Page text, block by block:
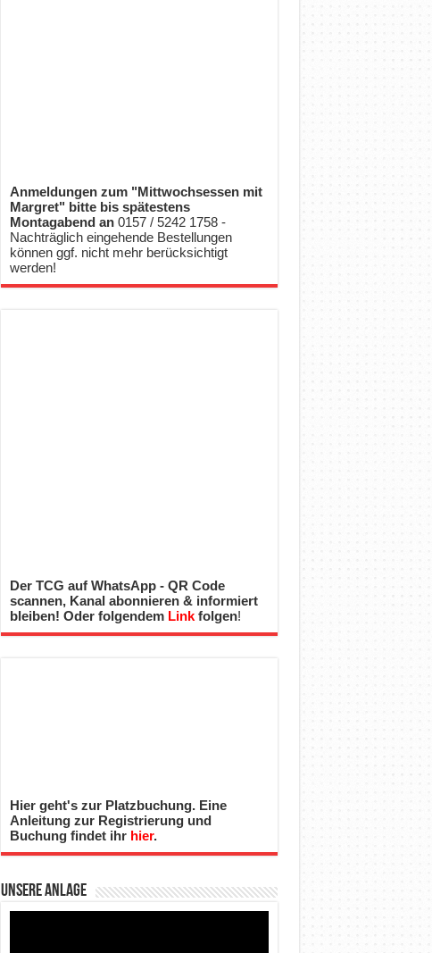
Anmeldungen zum "Mittwochsessen mit
Margret" bitte bis spätestens
Montagabend an 0157 / 5242 1758 -
Nachträglich eingehende Bestellungen
können ggf. nicht mehr berücksichtigt
werden!
Der TCG auf WhatsApp - QR Code
scannen, Kanal abonnieren & informiert
bleiben! Oder folgendem Linkfolgen!
Hier geht's zur Platzbuchung. Eine
Anleitung zur Registrierung und
Buchung findet ihr hier.
Unsere Anlage